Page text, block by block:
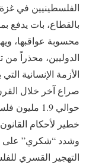
الفلسطينيين في
بالقطاع، بات يدفع
محسوبة عواقبها،
الدوليين، محذراً
الأزمة الإنسانية
صراع آخر خلال
حوالي 1.9
خطير لأحكام
وشدد “شكري” على
التهجير القسري